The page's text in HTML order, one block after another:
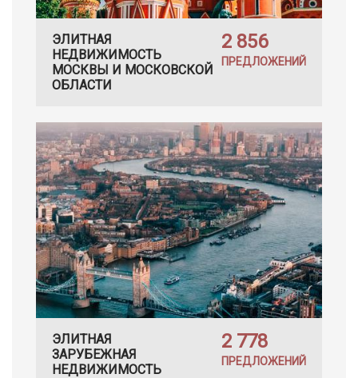
ЭЛИТНАЯ
НЕДВИЖИМОСТЬ
МОСКВЫ И МОСКОВСКОЙ
ОБЛАСТИ
2 856
ПРЕДЛОЖЕНИЙ
ЭЛИТНАЯ
ЗАРУБЕЖНАЯ
НЕДВИЖИМОСТЬ
2 778
ПРЕДЛОЖЕНИЙ